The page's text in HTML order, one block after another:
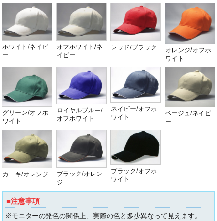
ホワイト/ネイビ
ー
オフホワイト/ネ
イビー
レッド/ブラック
オレンジ/オフホ
ワイト
グリーン/オフホ
ワイト
ロイヤルブルー/
オフホワイト
ネイビー/オフホ
ワイト
ベージュ/ネイビ
ー
カーキ/オレンジ
ブラック/オレン
ジ
ブラック/オフホ
ワイト
■注意事項
※モニターの発色の関係上、実際の色と多少異なって見えます。